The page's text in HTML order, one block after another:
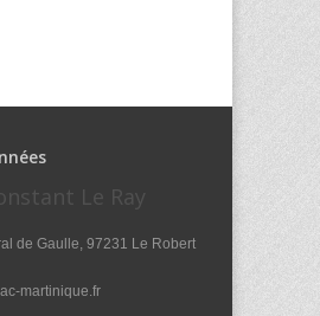
Le Ray
de Gaulle, 97231 Le Robert
martinique.fr